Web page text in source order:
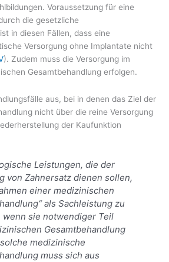
Voraussetzung für eine
die gesetzliche
in diesen Fällen, dass eine
Versorgung ohne Implantate nicht
). Zudem muss die Versorgung im
Gesamtbehandlung erfolgen.
aus, bei in denen das Ziel der
nicht über die reine Versorgung
der Kaufunktion
Leistungen, die der
von Zahnersatz dienen sollen,
einer medizinischen
als Sachleistung zu
wenn sie notwendiger Teil
Gesamtbehandlung
medizinische
muss sich aus